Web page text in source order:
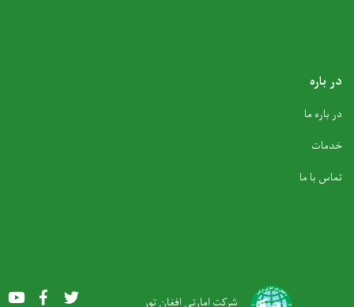
در باره
در باره ما
خدمات
تماس با ما
شرکت امارتی افغان تور Youtube Facebook